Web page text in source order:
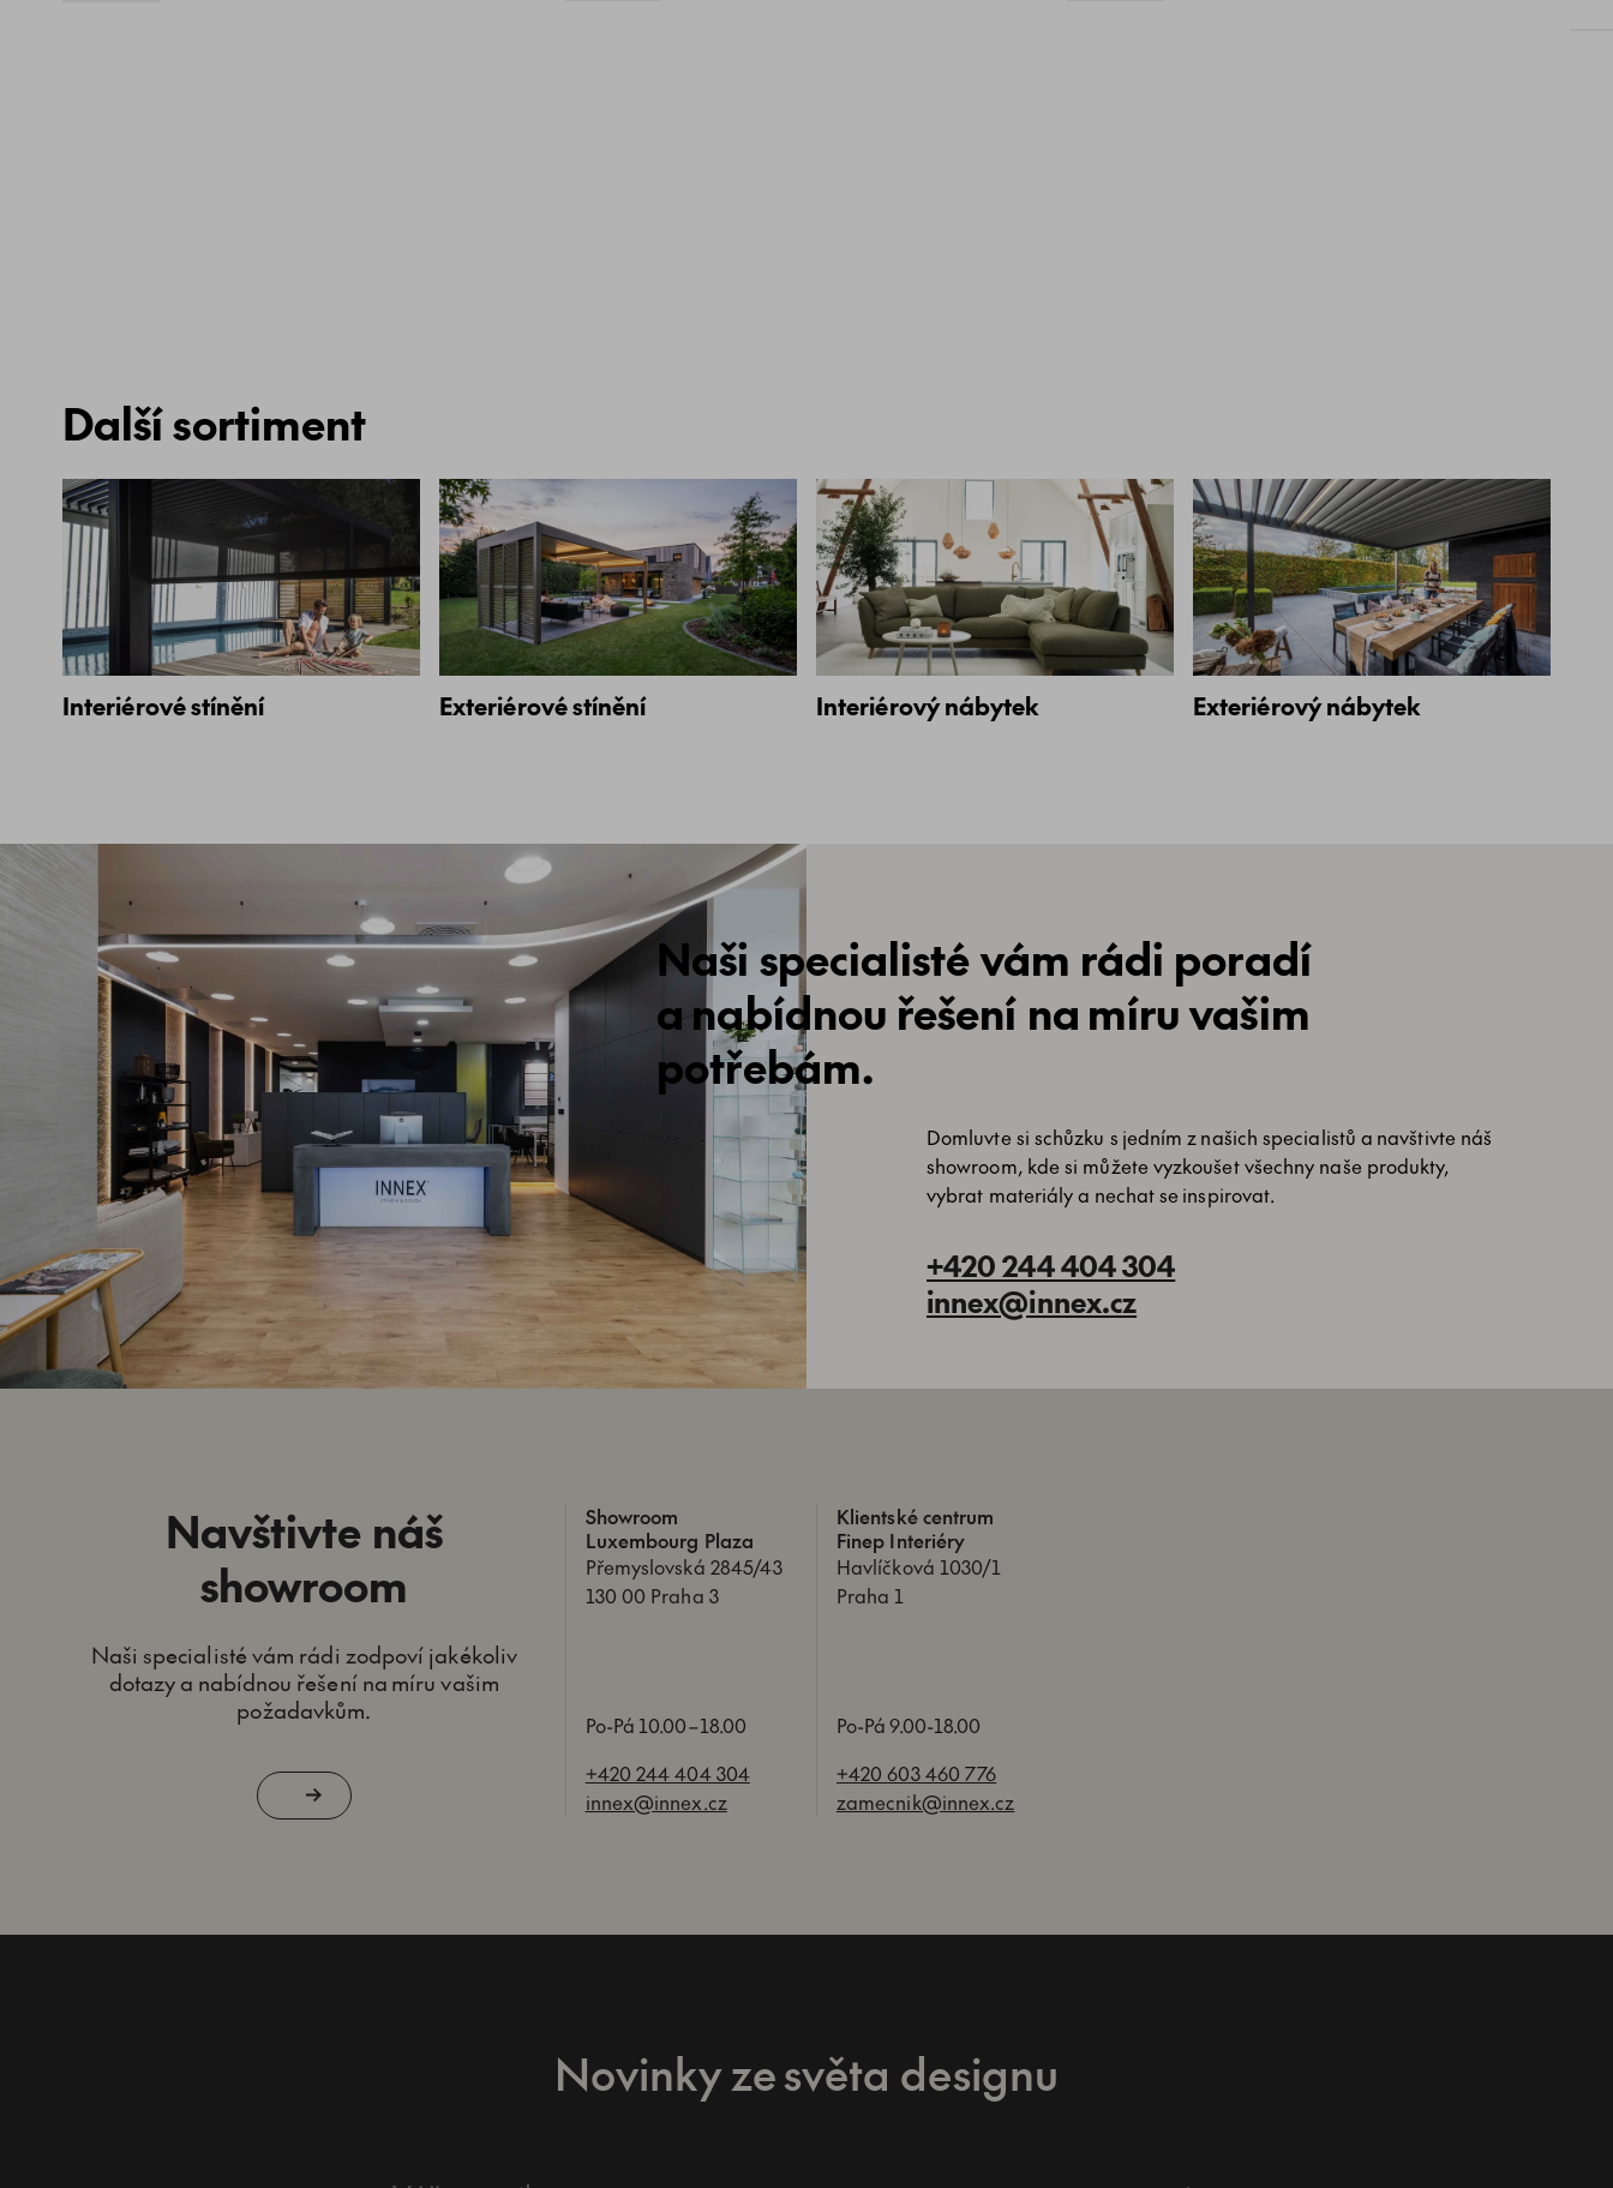
Další sortiment
Interiérové stínění Exteriérové stínění Interiérový nábytek Exteriérový nábytek
Naši specialisté vám rádi poradí
a nabídnou řešení na míru vašim
potřebám.
Domluvte si schůzku s jedním z našich specialistů a navštivte náš
showroom, kde si můžete vyzkoušet všechny naše produkty,
vybrat materiály a nechat se inspirovat.
+420 244 404 304
innex@innex.cz
Navštivte náš
showroom
Naši specialisté vám rádi zodpoví jakékoliv
dotazy a nabídnou řešení na míru vašim
požadavkům.
Showroom
Luxembourg Plaza
Přemyslovská 2845/43
130 00 Praha 3
Po-Pá 10.00–18.00
+420 244 404 304
innex@innex.cz
Klientské centrum
Finep Interiéry
Havlíčková 1030/1
Praha 1
Po-Pá 9.00-18.00
+420 603 460 776
zamecnik@innex.cz
Novinky ze světa designu